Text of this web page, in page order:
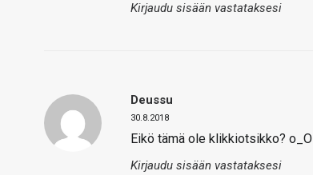
Kirjaudu sisään vastataksesi
Deussu
30.8.2018
Eikö tämä ole klikkiotsikko? o_O
Kirjaudu sisään vastataksesi